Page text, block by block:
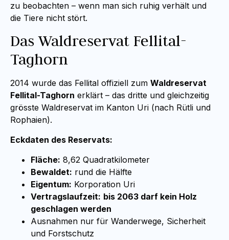
zu beobachten – wenn man sich ruhig verhält und
die Tiere nicht stört.
Das Waldreservat Fellital-
Taghorn
2014 wurde das Fellital offiziell zum Waldreservat
Fellital-Taghorn erklärt – das dritte und gleichzeitig
grösste Waldreservat im Kanton Uri (nach Rütli und
Rophaien).
Eckdaten des Reservats:
Fläche: 8,62 Quadratkilometer
Bewaldet: rund die Hälfte
Eigentum: Korporation Uri
Vertragslaufzeit: bis 2063 darf kein Holz
geschlagen werden
Ausnahmen nur für Wanderwege, Sicherheit
und Forstschutz